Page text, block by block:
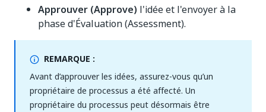
Approuver (Approve) l'idée et l'envoyer à la
phase d'Évaluation (Assessment).
REMARQUE :
Avant d’approuver les idées, assurez-vous qu’un
propriétaire de processus a été affecté. Un
propriétaire du processus peut désormais être